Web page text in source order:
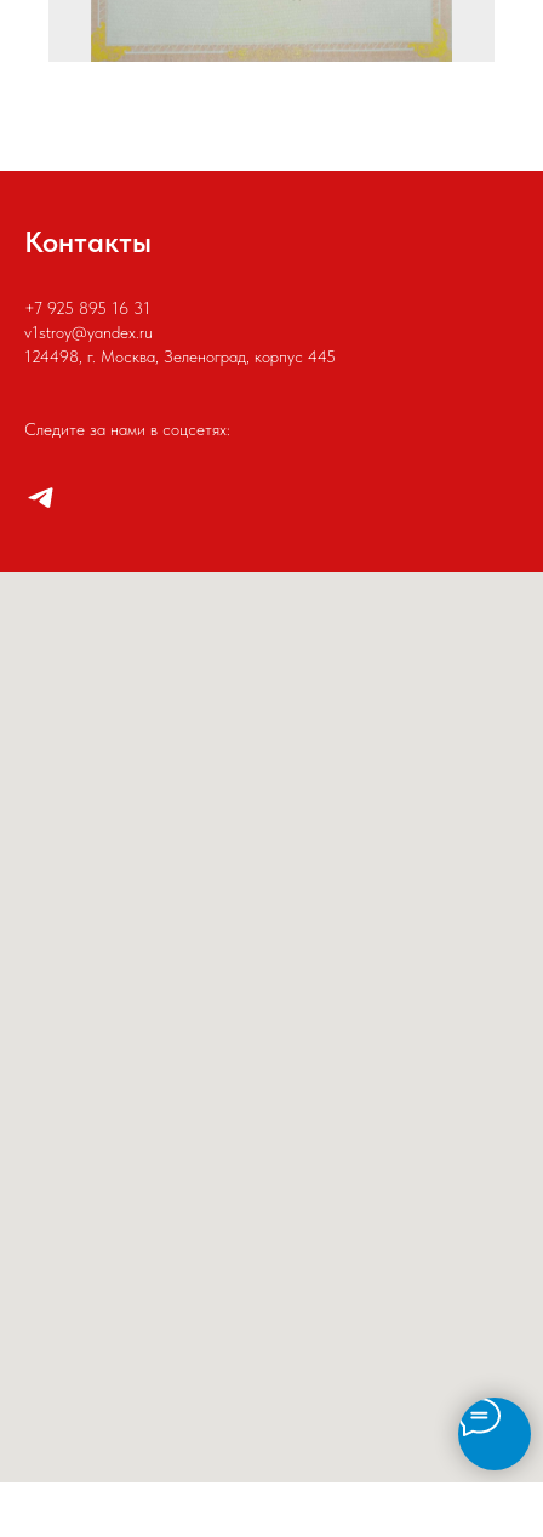
Контакты
+7 925 895 16 31
v1stroy@yandex.ru
124498, г. Москва, Зеленоград, корпус 445
Следите за нами в соцсетях: